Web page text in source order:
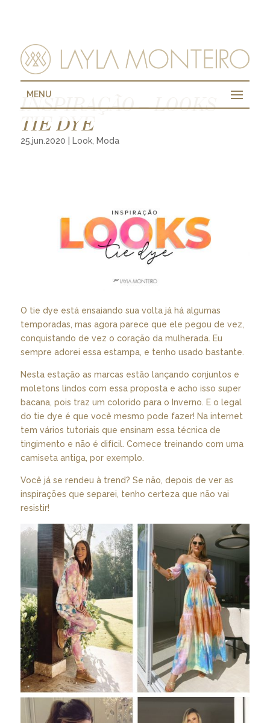
MENU
INSPIRAÇÃO – LOOKS
TIE DYE
25.jun.2020 Look, Moda
O tie dye está ensaiando sua volta já há algumas
temporadas, mas agora parece que ele pegou de vez,
conquistando de vez o coração da mulherada. Eu
sempre adorei essa estampa, e tenho usado bastante.
Nesta estação as marcas estão lançando conjuntos e
moletons lindos com essa proposta e acho isso super
bacana, pois traz um colorido para o Inverno. E o legal
do tie dye é que você mesmo pode fazer! Na internet
tem vários tutoriais que ensinam essa técnica de
tingimento e não é difícil. Comece treinando com uma
camiseta antiga, por exemplo.
Você já se rendeu à trend? Se não, depois de ver as
inspirações que separei, tenho certeza que não vai
resistir!